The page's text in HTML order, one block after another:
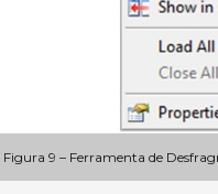
Figura 9 – Ferramenta de